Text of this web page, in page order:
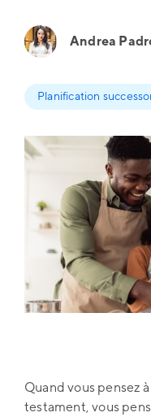
Andrea
Planification
Quand vous pensez
testament, vous